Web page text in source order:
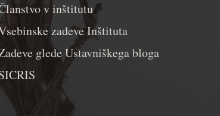
v inštitutu
zadeve Inštituta
glede Ustavniškega bloga